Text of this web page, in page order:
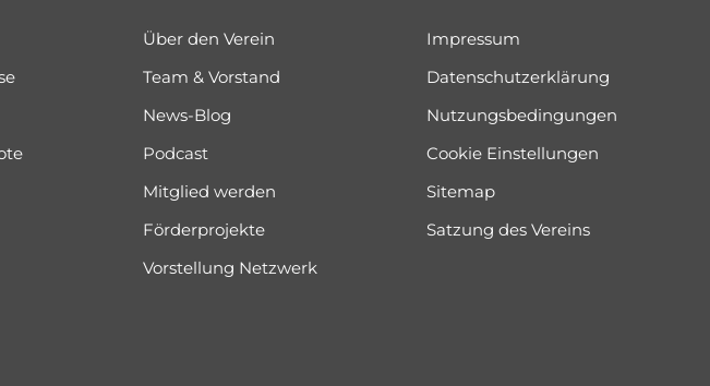
Über den Verein
Team & Vorstand
News-Blog
Podcast
Mitglied werden
Förderprojekte
Vorstellung Netzwerk
Impressum
Datenschutzerklärung
Nutzungsbedingungen
Cookie Einstellungen
Sitemap
Satzung des Vereins